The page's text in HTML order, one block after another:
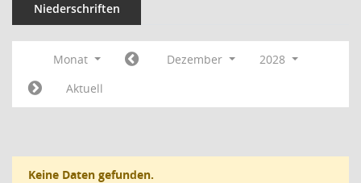
Niederschriften
Monat Dezember
2028
Aktuell
Keine Daten gefunden.